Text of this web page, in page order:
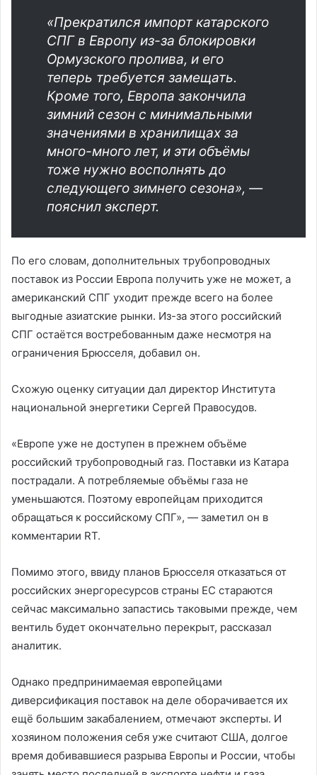
«Прекратился импорт катарского
СПГ в Европу из-за блокировки
Ормузского пролива, и его
теперь требуется замещать.
Кроме того, Европа закончила
зимний сезон с минимальными
значениями в хранилищах за
много-много лет, и эти объёмы
тоже нужно восполнять до
следующего зимнего сезона», —
пояснил эксперт.
По его словам, дополнительных трубопроводных
поставок из России Европа получить уже не может, а
американский СПГ уходит прежде всего на более
выгодные азиатские рынки. Из-за этого российский
СПГ остаётся востребованным даже несмотря на
ограничения Брюсселя, добавил он.
Схожую оценку ситуации дал директор Института
национальной энергетики Сергей Правосудов.
«Европе уже не доступен в прежнем объёме
российский трубопроводный газ. Поставки из Катара
пострадали. А потребляемые объёмы газа не
уменьшаются. Поэтому европейцам приходится
обращаться к российскому СПГ», — заметил он в
комментарии RT.
Помимо этого, ввиду планов Брюсселя отказаться от
российских энергоресурсов страны ЕС стараются
сейчас максимально запастись таковыми прежде, чем
вентиль будет окончательно перекрыт, рассказал
аналитик.
Однако предпринимаемая европейцами
диверсификация поставок на деле оборачивается их
ещё большим закабалением, отмечают эксперты. И
хозяином положения себя уже считают США, долгое
время добивавшиеся разрыва Европы и России, чтобы